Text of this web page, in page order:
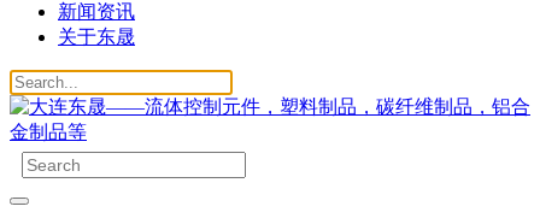
新闻资讯
关于东晟